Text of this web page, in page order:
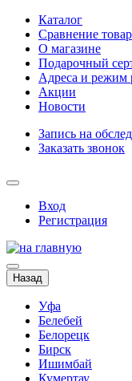
Каталог
Сравнение
О магазине
Подарочный
Адреса и режим
Акции
Новости
Запись на
Заказать звонок
Вход
Регистрация
Назад
Уфа
Белебей
Белорецк
Бирск
Ишимбай
Кумертау